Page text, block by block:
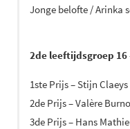
Jonge belofte / Arinka
2de leeftijdsgroep 16
1ste Prijs – Stijn
2de Prijs – Valère
3de Prijs – Hans